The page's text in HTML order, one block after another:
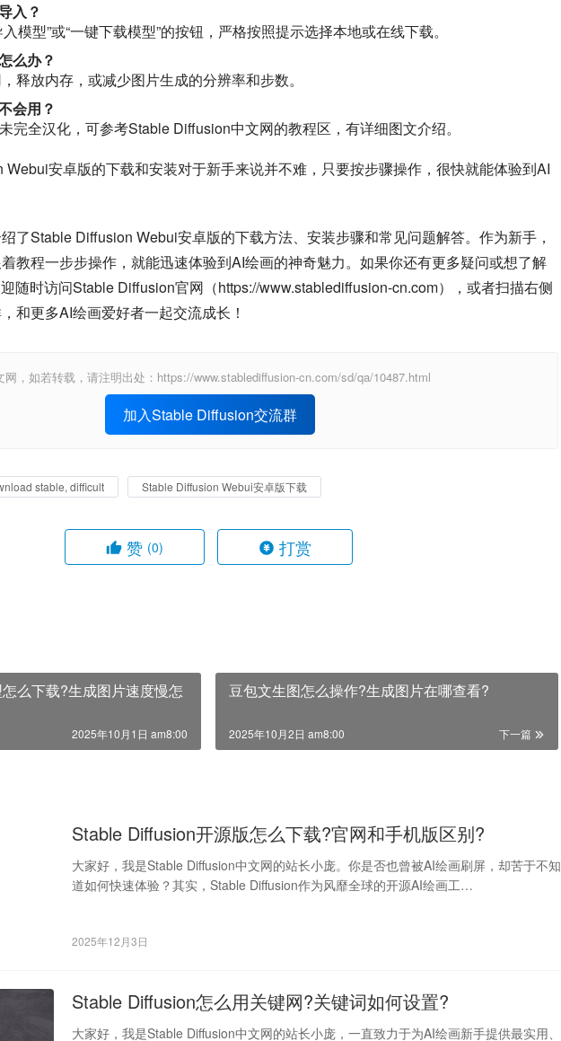
入？
模型”或“一键下载模型”的按钮，严格按照提示选择本地或在线下载。
么办？
释放内存，或减少图片生成的分辨率和步数。
会用？
完全汉化，可参考Stable Diffusion中文网的教程区，有详细图文介绍。
安卓版的下载和安装对于新手来说并不难，只要按步骤操作，很快就能体验到AI
了Stable Diffusion Webui安卓版的下载方法、安装步骤和常见问题解答。作为新手，
教程一步步操作，就能迅速体验到AI绘画的神奇魅力。如果你还有更多疑问或想了解
随时访问Stable Diffusion官网（https://www.stablediffusion-cn.com），或者扫描右侧
和更多AI绘画爱好者一起交流成长！
网，如若转载，请注明出处：https://www.stablediffusion-cn.com/sd/qa/10487.html
加入Stable Diffusion交流群
stable, difficult Stable Diffusion Webui安卓版下载
赞 (0) 打赏
么下载?生成图片速度慢怎
2025年10月1日 am8:00
豆包文生图怎么操作?生成图片在哪查看?
下一篇
2025年10月2日 am8:00
Stable Diffusion开源版怎么下载?官网和手机版区别?
大家好，我是Stable Diffusion中文网的站长小庞。你是否也曾被AI绘画刷屏，却苦于不知
道如何快速体验？其实，Stable Diffusion作为风靡全球的开源AI绘画工…
2025年12月3日
Stable Diffusion怎么用关键网?关键词如何设置?
大家好，我是Stable Diffusion中文网的站长小庞，一直致力于为AI绘画新手提供最实用、